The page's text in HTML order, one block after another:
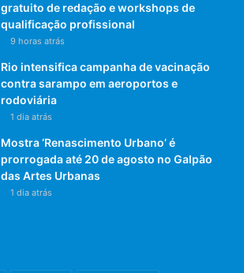
gratuito de redação e workshops de
qualificação profissional
9 horas atrás
Rio intensifica campanha de vacinação
contra sarampo em aeroportos e
rodoviária
1 dia atrás
Mostra ‘Renascimento Urbano’ é
prorrogada até 20 de agosto no Galpão
das Artes Urbanas
1 dia atrás